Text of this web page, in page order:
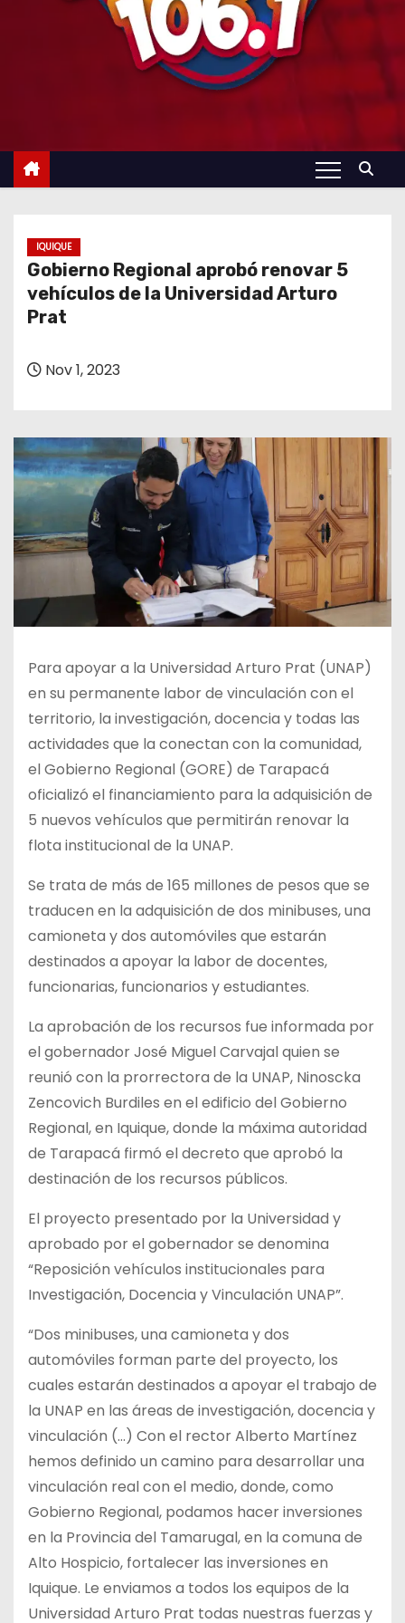
IQUIQUE
Gobierno Regional aprobó renovar 5
vehículos de la Universidad Arturo
Prat
Nov 1, 2023
Para apoyar a la Universidad Arturo Prat (UNAP)
en su permanente labor de vinculación con el
territorio, la investigación, docencia y todas las
actividades que la conectan con la comunidad,
el Gobierno Regional (GORE) de Tarapacá
oficializó el financiamiento para la adquisición de
5 nuevos vehículos que permitirán renovar la
flota institucional de la UNAP.
Se trata de más de 165 millones de pesos que se
traducen en la adquisición de dos minibuses, una
camioneta y dos automóviles que estarán
destinados a apoyar la labor de docentes,
funcionarias, funcionarios y estudiantes.
La aprobación de los recursos fue informada por
el gobernador José Miguel Carvajal quien se
reunió con la prorrectora de la UNAP, Ninoscka
Zencovich Burdiles en el edificio del Gobierno
Regional, en Iquique, donde la máxima autoridad
de Tarapacá firmó el decreto que aprobó la
destinación de los recursos públicos.
El proyecto presentado por la Universidad y
aprobado por el gobernador se denomina
“Reposición vehículos institucionales para
Investigación, Docencia y Vinculación UNAP”.
“Dos minibuses, una camioneta y dos
automóviles forman parte del proyecto, los
cuales estarán destinados a apoyar el trabajo de
la UNAP en las áreas de investigación, docencia y
vinculación (…) Con el rector Alberto Martínez
hemos definido un camino para desarrollar una
vinculación real con el medio, donde, como
Gobierno Regional, podamos hacer inversiones
en la Provincia del Tamarugal, en la comuna de
Alto Hospicio, fortalecer las inversiones en
Iquique. Le enviamos a todos los equipos de la
Universidad Arturo Prat todas nuestras fuerzas y